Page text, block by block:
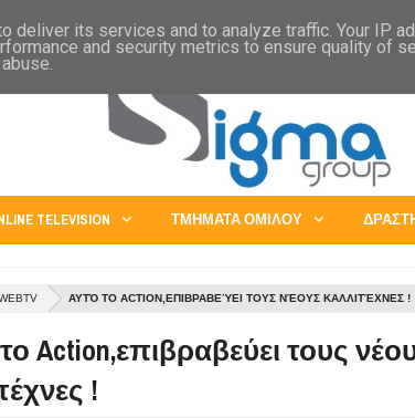
CHINA JAPAN EXPORTS - ABROAD SERVICES
TELEVISION ΤΜΗΜΑΤΑ ΟΜΙΛΟΥ
ΑΥΤΌ ΤΟ ACTION,ΕΠΙΒΡΑΒΕΎΕΙ ΤΟΥΣ ΝΈΟΥΣ ΚΑΛΛΙΤΈΧΝΕΣ !
Action,επιβραβεύει τους
!
deliver its services and to analyze traffic. Your IP
and security metrics to ensure quality of